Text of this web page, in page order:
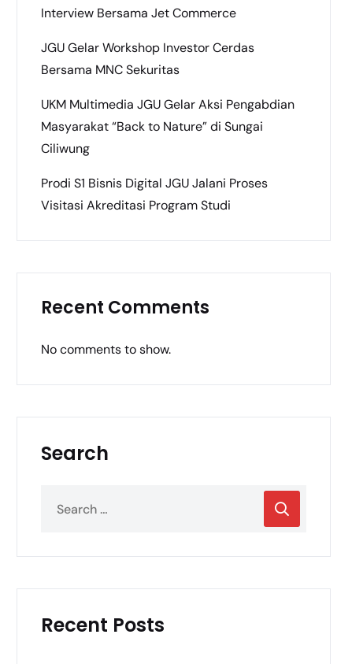
Interview Bersama Jet Commerce
JGU Gelar Workshop Investor Cerdas
Bersama MNC Sekuritas
UKM Multimedia JGU Gelar Aksi Pengabdian
Masyarakat “Back to Nature” di Sungai
Ciliwung
Prodi S1 Bisnis Digital JGU Jalani Proses
Visitasi Akreditasi Program Studi
Recent Comments
No comments to show.
Search
Recent Posts